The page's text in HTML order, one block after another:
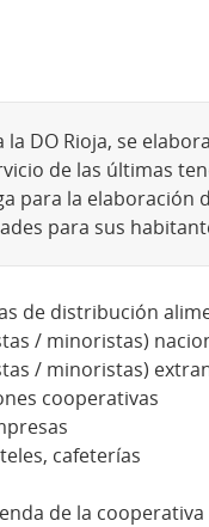
DO Rioja, se
de las últimas
para la elaboración
para sus
de distribución
/ minoristas)
/ minoristas)
cooperativas
cafeterías
de la cooperativa